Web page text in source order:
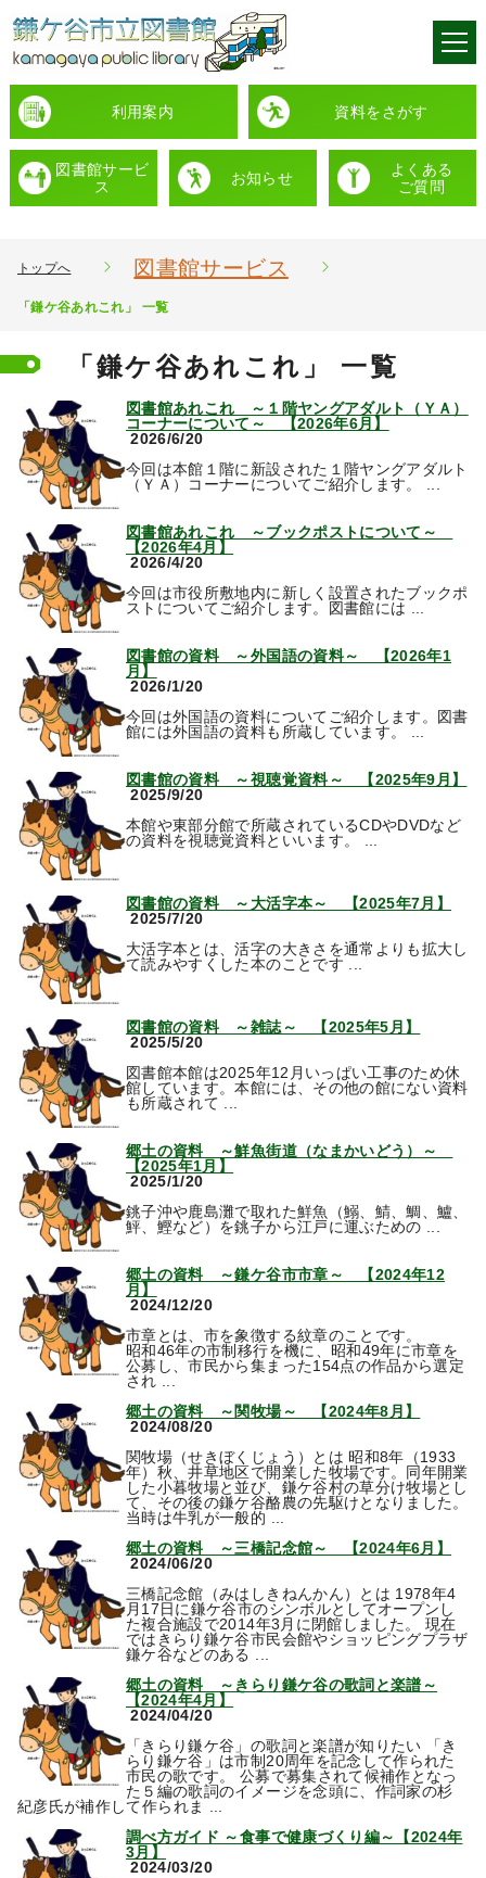
利用案内 資料をさがす
図書館サービ
ス
お知らせ
よくある
ご質問
トップへ 図書館サービス
「鎌ケ谷あれこれ」 一覧
「鎌ケ谷あれこれ」 一覧
図書館あれこれ ～１階ヤングアダルト（ＹＡ）
コーナーについて～ 【2026年6月】
2026/6/20
今回は本館１階に新設された１階ヤングアダルト
（ＹＡ）コーナーについてご紹介します。 ...
図書館あれこれ ～ブックポストについて～
【2026年4月】
2026/4/20
今回は市役所敷地内に新しく設置されたブックポ
ストについてご紹介します。図書館には ...
図書館の資料 ～外国語の資料～ 【2026年1
月】
2026/1/20
今回は外国語の資料についてご紹介します。図書
館には外国語の資料も所蔵しています。 ...
図書館の資料 ～視聴覚資料～ 【2025年9月】
2025/9/20
本館や東部分館で所蔵されているCDやDVDなど
の資料を視聴覚資料といいます。 ...
図書館の資料 ～大活字本～ 【2025年7月】
2025/7/20
大活字本とは、活字の大きさを通常よりも拡大し
て読みやすくした本のことです ...
図書館の資料 ～雑誌～ 【2025年5月】
2025/5/20
図書館本館は2025年12月いっぱい工事のため休
館しています。本館には、その他の館にない資料
も所蔵されて ...
郷土の資料 ～鮮魚街道（なまかいどう）～
【2025年1月】
2025/1/20
銚子沖や鹿島灘で取れた鮮魚（鰯、鯖、鯛、鱸、
鮃、鰹など）を銚子から江戸に運ぶための ...
郷土の資料 ～鎌ケ谷市市章～ 【2024年12
月】
2024/12/20
市章とは、市を象徴する紋章のことです。
昭和46年の市制移行を機に、昭和49年に市章を
公募し、市民から集まった154点の作品から選定
され ...
郷土の資料 ～関牧場～ 【2024年8月】
2024/08/20
関牧場（せきぼくじょう）とは 昭和8年（1933
年）秋、井草地区で開業した牧場です。同年開業
した小暮牧場と並び、鎌ケ谷村の草分け牧場とし
て、その後の鎌ケ谷酪農の先駆けとなりました。
当時は牛乳が一般的 ...
郷土の資料 ～三橋記念館～ 【2024年6月】
2024/06/20
三橋記念館（みはしきねんかん）とは 1978年4
月17日に鎌ケ谷市のシンボルとしてオープンし
た複合施設で2014年3月に閉館しました。 現在
ではきらり鎌ケ谷市民会館やショッピングプラザ
鎌ケ谷などのある ...
郷土の資料 ～きらり鎌ケ谷の歌詞と楽譜～
【2024年4月】
2024/04/20
「きらり鎌ケ谷」の歌詞と楽譜が知りたい 「き
らり鎌ケ谷」は市制20周年を記念して作られた
市民の歌です。 公募で募集されて候補作となっ
た５編の歌詞のイメージを念頭に、作詞家の杉
紀彦氏が補作して作られま ...
調べ方ガイド ～食事で健康づくり編～【2024年
3月】
2024/03/20